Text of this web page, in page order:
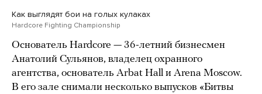
Как выглядят бои на голых кулаках
Hardcore Fighting Championship
Основатель Hardcore — 36-летний бизнесмен
Анатолий Сульянов, владелец охранного
агентства, основатель Arbat Hall и Arena Moscow.
В его зале снимали несколько выпусков «Битвы